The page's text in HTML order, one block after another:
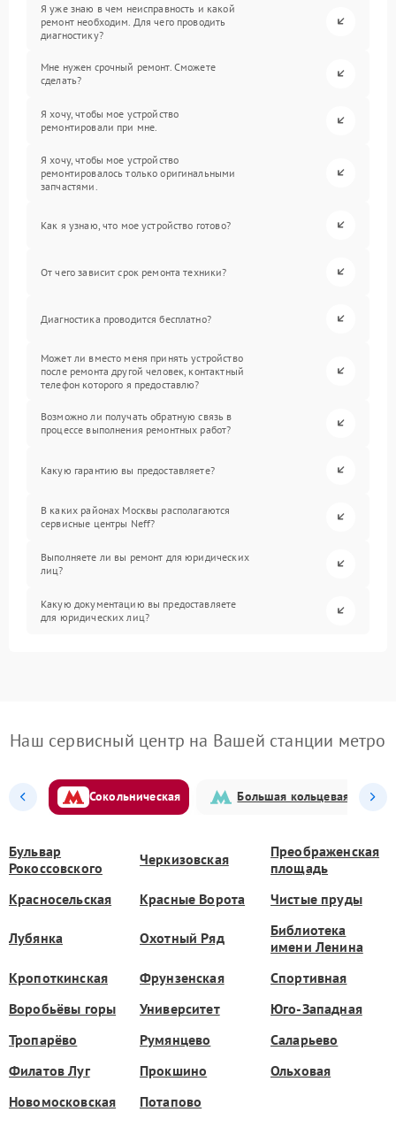
Я уже знаю в чем неисправность и какой
ремонт необходим. Для чего проводить
диагностику?
Мне нужен срочный ремонт. Сможете
сделать?
Я хочу, чтобы мое устройство
ремонтировали при мне.
Я хочу, чтобы мое устройство
ремонтировалось только оригинальными
запчастями.
Как я узнаю, что мое устройство готово?
От чего зависит срок ремонта техники?
Диагностика проводится бесплатно?
Может ли вместо меня принять устройство
после ремонта другой человек, контактный
телефон которого я предоставлю?
Возможно ли получать обратную связь в
процессе выполнения ремонтных работ?
Какую гарантию вы предоставляете?
В каких районах Москвы располагаются
сервисные центры Neff?
Выполняете ли вы ремонт для юридических
лиц?
Какую документацию вы предоставляете
для юридических лиц?
Наш сервисный центр на Вашей станции метро
Сокольническая Большая кольцевая
Бульвар
Рокоссовского
Черкизовская
Преображенская
площадь
Красносельская
Красные Ворота Чистые пруды
Лубянка Охотный Ряд
Библиотека
имени Ленина
Кропоткинская
Фрунзенская
Спортивная
Воробьёвы горы
Университет
Юго-Западная
Тропарёво
Румянцево
Саларьево
Филатов Луг
Прокшино
Ольховая
Новомосковская
Потапово